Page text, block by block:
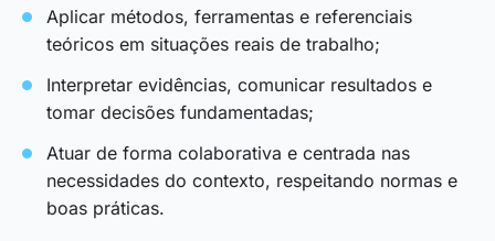
Aplicar métodos, ferramentas e referenciais
teóricos em situações reais de trabalho;
Interpretar evidências, comunicar resultados e
tomar decisões fundamentadas;
Atuar de forma colaborativa e centrada nas
necessidades do contexto, respeitando normas e
boas práticas.